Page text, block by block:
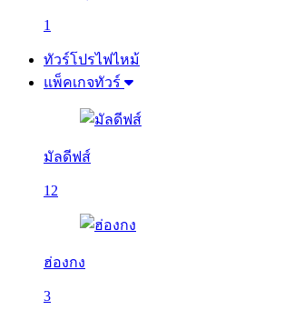
1
ทัวร์โปรไฟไหม้
แพ็คเกจทัวร์
มัลดีฟส์
12
ฮ่องกง
3